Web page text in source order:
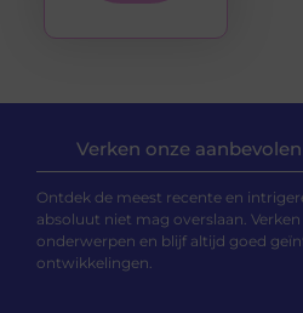
Verken onze
Ontdek de meest recente en
absoluut niet mag overslaan. Verken
onderwerpen en blijf altijd goed
ontwikkelingen.